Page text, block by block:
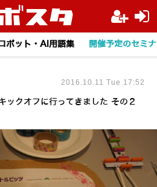
ロボット・AI用語集 開催予定のセミ
クオフに行ってきました その２
2016.10.11 Tue 17:52